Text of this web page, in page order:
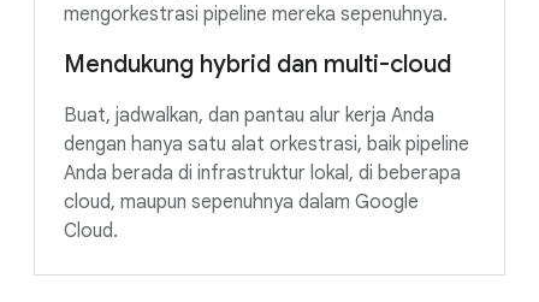
mengorkestrasi pipeline mereka sepenuhnya.
Mendukung hybrid dan multi-cloud
Buat, jadwalkan, dan pantau alur kerja Anda
dengan hanya satu alat orkestrasi, baik pipeline
Anda berada di infrastruktur lokal, di beberapa
cloud, maupun sepenuhnya dalam Google
Cloud.